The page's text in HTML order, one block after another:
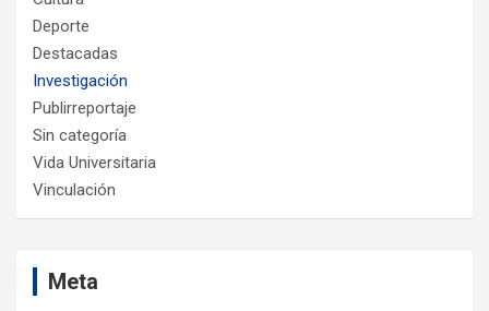
Deporte
Destacadas
Investigación
Publirreportaje
Sin categoría
Vida Universitaria
Vinculación
Meta